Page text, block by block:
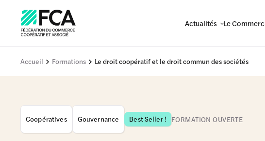
Actualités Le
Accueil Formations Le droit coopératif et le droit commun des sociétés
Coopératives Gouvernance Best Seller ! FORMATION OUVERTE